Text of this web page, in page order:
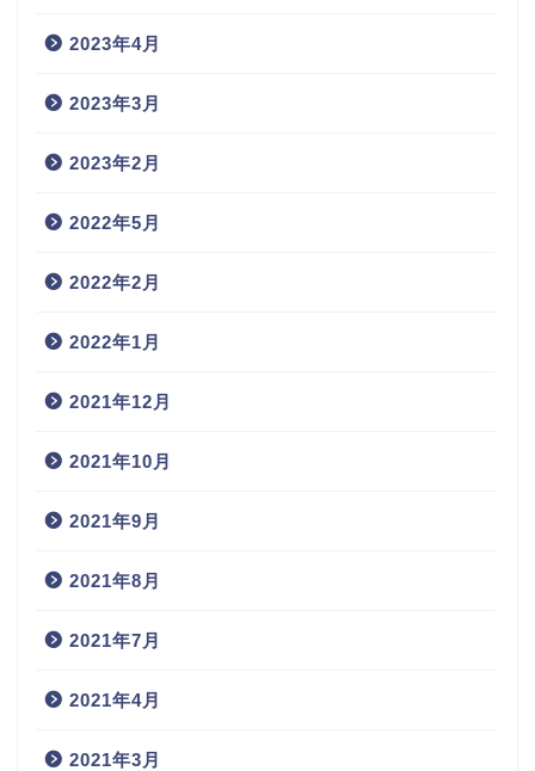
2023年4月
2023年3月
2023年2月
2022年5月
2022年2月
2022年1月
2021年12月
2021年10月
2021年9月
2021年8月
2021年7月
2021年4月
2021年3月